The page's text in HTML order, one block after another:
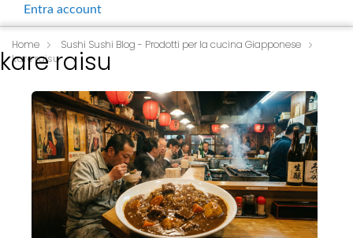
Entra account
S
k
i
Home
Sushi Sushi Blog - Prodotti per la cucina Giapponese
kare raisu
kare raisu